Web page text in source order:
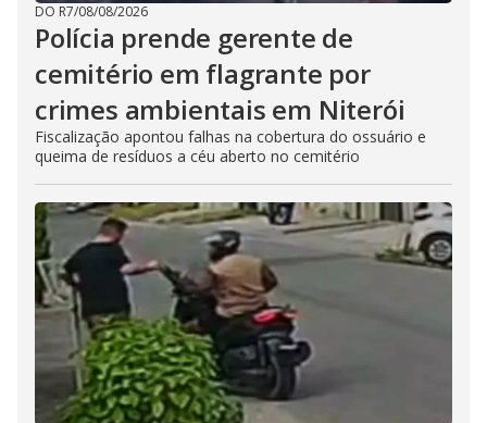
DO R7/08/08/2026
Polícia prende gerente de
cemitério em flagrante por
crimes ambientais em Niterói
Fiscalização apontou falhas na cobertura do ossuário e
queima de resíduos a céu aberto no cemitério